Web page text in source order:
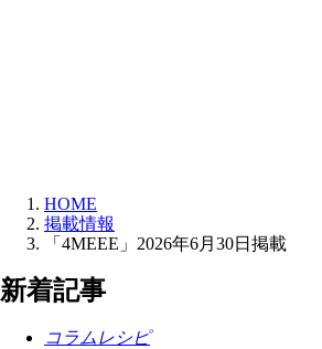
HOME
掲載情報
「4MEEE」2026年6月30日掲載
新着記事
コラムレシピ